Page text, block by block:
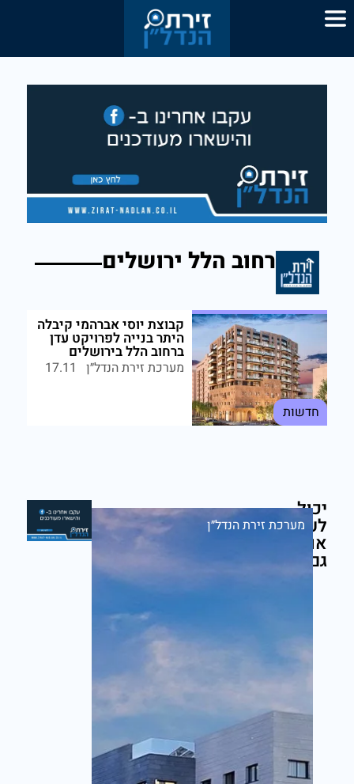
יכול
לעניין
אותך
גם
מערכת זירת הנדל״ן
רחוב הלל ירושלים
חדשות
קבוצת יוסי אברהמי קיבלה
היתר בנייה לפרויקט עדן
ברחוב הלל בירושלים
מערכת זירת הנדל״ן 17.11